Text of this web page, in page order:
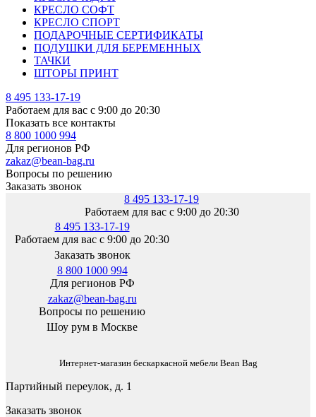
КРЕСЛО СОФТ
КРЕСЛО СПОРТ
ПОДАРОЧНЫЕ СЕРТИФИКАТЫ
ПОДУШКИ ДЛЯ БЕРЕМЕННЫХ
ТАЧКИ
ШТОРЫ ПРИНТ
8 495 133-17-19
Работаем для вас с 9:00 до 20:30
Показать все контакты
8 800 1000 994
Для регионов РФ
zakaz@bean-bag.ru
Вопросы по решению
Заказать звонок
8 495 133-17-19
Работаем для вас с 9:00 до 20:30
8 495 133-17-19
Работаем для вас с 9:00 до 20:30
Заказать звонок
8 800 1000 994
Для регионов РФ
zakaz@bean-bag.ru
Вопросы по решению
Шоу рум в Москве
Интернет-магазин бескаркасной мебели Bean Bag
Партийный переулок, д. 1
Заказать звонок